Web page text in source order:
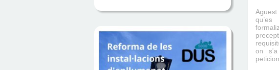
on
peticion.